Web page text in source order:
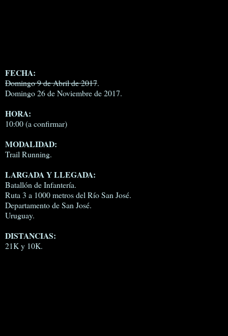
FECHA:
Domingo 9 de Abril de 2017.
Domingo 26 de Noviembre de 2017.
HORA:
10:00 (a confirmar)
MODALIDAD:
Trail Running.
LARGADA Y LLEGADA:
Batallón de Infantería.
Ruta 3 a 1000 metros del Río San José.
Departamento de San José.
Uruguay.
DISTANCIAS:
21K y 10K.